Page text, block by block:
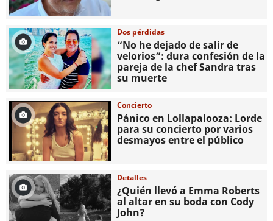
Dos pérdidas
“No he dejado de salir de
velorios”: dura confesión de la
pareja de la chef Sandra tras
su muerte
Concierto
Pánico en Lollapalooza: Lorde
para su concierto por varios
desmayos entre el público
Detalles
¿Quién llevó a Emma Roberts
al altar en su boda con Cody
John?